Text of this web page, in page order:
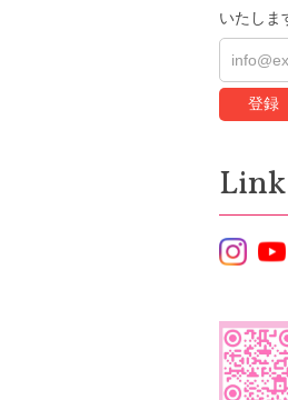
いたしま
登録
Link